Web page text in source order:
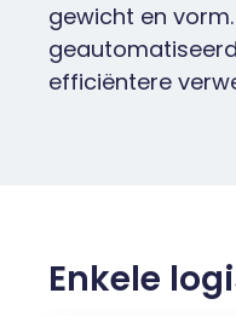
gewicht en
efficiëntere
Enkele